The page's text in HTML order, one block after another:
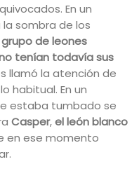
En un
sombra de los
de leones
tenían todavía sus
llamó la atención de
habitual. En un
estaba tumbado se
Casper,el león blanco
en ese momento